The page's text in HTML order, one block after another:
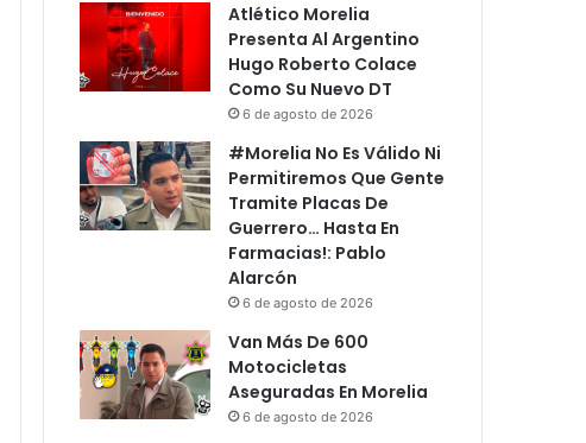
Atlético Morelia
Presenta Al Argentino
Hugo Roberto Colace
Como Su Nuevo DT
6 de agosto de 2026
#Morelia No Es Válido Ni
Permitiremos Que Gente
Tramite Placas De
Guerrero… Hasta En
Farmacias!: Pablo
Alarcón
6 de agosto de 2026
Van Más De 600
Motocicletas
Aseguradas En Morelia
6 de agosto de 2026